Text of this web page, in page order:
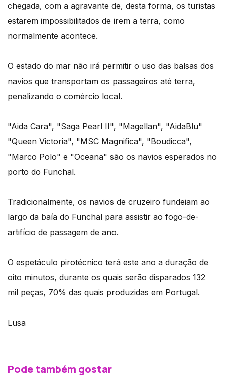
chegada, com a agravante de, desta forma, os turistas
estarem impossibilitados de irem a terra, como
normalmente acontece.
O estado do mar não irá permitir o uso das balsas dos
navios que transportam os passageiros até terra,
penalizando o comércio local.
"Aida Cara", "Saga Pearl II", "Magellan", "AidaBlu"
"Queen Victoria", "MSC Magnifica", "Boudicca",
"Marco Polo" e "Oceana" são os navios esperados no
porto do Funchal.
Tradicionalmente, os navios de cruzeiro fundeiam ao
largo da baía do Funchal para assistir ao fogo-de-
artifício de passagem de ano.
O espetáculo pirotécnico terá este ano a duração de
oito minutos, durante os quais serão disparados 132
mil peças, 70% das quais produzidas em Portugal.
Lusa
Pode também gostar